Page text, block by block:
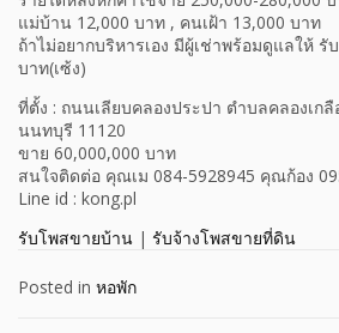
แม่บ้าน 12,000 บาท , คนเฝ้า 13,000 บาท
ถ้าไม่อยากบริหารเอง มีผู้เช่าพร้อมดูแลให้ รั
บาท(เซ้ง)
ที่ตั้ง : ถนนเลียบคลองประปา ตำบลคลองเกลื
นนทบุรี 11120
ขาย 60,000,000 บาท
สนใจติดต่อ คุณเม 084-5928945 คุณก้อง
Line id : kong.pl
รับโพสขายบ้าน | รับจ้างโพสขายที่ดิน
Posted in หอพัก